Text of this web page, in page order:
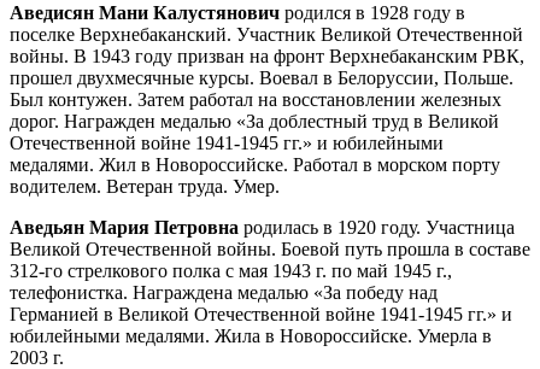
Аведисян Мани Калустянович родился в 1928 году в
поселке Верхнебаканский. Участник Великой Отечественной
войны. В 1943 году призван на фронт Верхнебаканским РВК,
прошел двухмесячные курсы. Воевал в Белоруссии, Польше.
Был контужен. Затем работал на восстановлении железных
дорог. Награжден медалью «За доблестный труд в Великой
Отечественной войне 1941-1945 гг.» и юбилейными
медалями. Жил в Новороссийске. Работал в морском порту
водителем. Ветеран труда. Умер.
Аведьян Мария Петровна родилась в 1920 году. Участница
Великой Отечественной войны. Боевой путь прошла в составе
312-го стрелкового полка с мая 1943 г. по май 1945 г.,
телефонистка. Награждена медалью «За победу над
Германией в Великой Отечественной войне 1941-1945 гг.» и
юбилейными медалями. Жила в Новороссийске. Умерла в
2003 г.